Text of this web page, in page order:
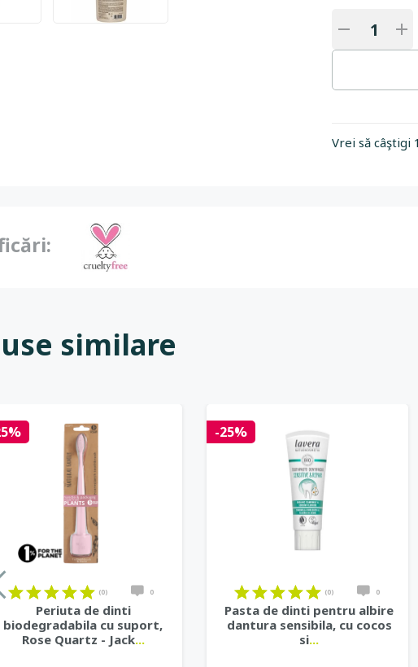
Vrei să câştigi
similare
(0) 0
Periuta de dinti
biodegradabila cu suport,
Rose Quartz - Jack...
-25%
(0) 0
Pasta de dinti pentru albire
dantura sensibila, cu cocos
si...